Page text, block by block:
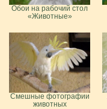
Обои на рабочий стол
«Животные»
Смешные фотографии
животных